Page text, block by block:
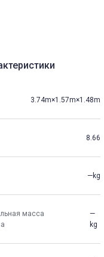
3.74m×1.57m×1.48m
8.66
—kg
масса
—
kg